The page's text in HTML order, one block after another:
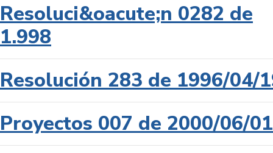
Resoluci&oacute;n 0282 de
1.998
Resolución 283 de 1996/04/
Proyectos 007 de 2000/06/01